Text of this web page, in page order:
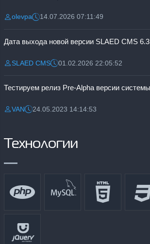
Разместил:
olevpaДата:14.07.2026 07:11:49
Дата выхода новой версии SLAED CMS 6.3
Разместил:
SLAED CMSДата:01.02.2026 22:05:52
Разместил:
VANДата:24.05.2023 14:14:53
Технологии